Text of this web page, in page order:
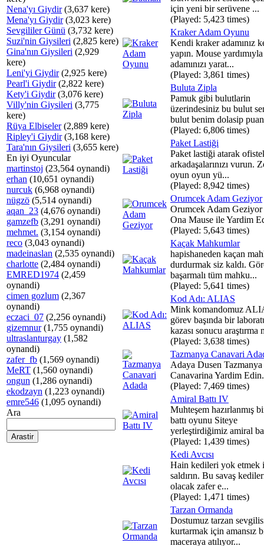
Nena'yı Giydir(3,637 kere)
Mena'yı Giydir(3,023 kere)
Sevgililer Günü (3,732 kere)
Suzi'nin Giysileri (2,825 kere)
Gina'nın Giysileri (2,929
kere)
Leni'yi Giydir(2,925 kere)
Pearl'i Giydir(2,822 kere)
Kety'i Giydir(3,076 kere)
Villy'nin Giysileri (3,775
kere)
Rüya Elbiseler(2,889 kere)
Ripley'i Giydir(3,168 kere)
Tara'nın Giysileri (3,655 kere)
En iyi Oyuncular
martinstoj (23,564 oynandi)
erhan (10,651 oynandi)
nurcuk (6,968 oynandi)
nügzö (5,514 oynandi)
aqan_23 (4,676 oynandi)
gamzefb (3,291 oynandi)
mehmet. (3,154 oynandi)
reco (3,043 oynandi)
madeinaslan (2,535 oynandi)
charlotte (2,484 oynandi)
EMRED1974 (2,459
oynandi)
cimen gozlum (2,367
oynandi)
eczaci_07 (2,256 oynandi)
gizemnur(1,755 oynandi)
ultraslanturgay (1,582
oynandi)
zafer_fb (1,569 oynandi)
MeRT (1,560 oynandi)
ongun (1,286 oynandi)
ekodzayn (1,223 oynandi)
emre546 (1,095 oynandi)
Ara
için yeni bir serüvene ...
(Played: 5,423 times)
Kraker Adam Oyunu
Kendi kraker adamınız
yapın. Mouse
adamınızı yarat...
(Played: 3,861 times)
Buluta Zipla
Pamuk gibi bulutlarin
üzerindesiniz bu bulut
bulut benim dolasip
(Played: 6,806 times)
Paket Lastiği
Paket lastiği atarak
arkadaşalarınızı vurun.
oyun oyun yü...
(Played: 8,942 times)
Orumcek Adam Geziyor
Orumcek Adam Geziyor
Ona Mause ile Yardim
(Played: 5,643 times)
Kaçak Mahkumlar
hapishaneden kaçan
durdurmak siz kaldı.
başarmalı tüm mahku...
(Played: 5,641 times)
Kod Adı: ALIAS
Mink komandomuz
görev başında bir
kazası sonucu araştırma
(Played: 3,638 times)
Tazmanya Canavari
Adaya Dusen Tazmanya
Canavarina Yardim Edin.
(Played: 7,469 times)
Amiral Battı IV
Muhteşem hazırlanmış
battı oyunu Siteye
yerleştirdiğimiz amiral
(Played: 1,439 times)
Kedi Avcısı
Hain kedileri yok etmek
saldırın. Bu savaş
olacak zafer e...
(Played: 1,471 times)
Tarzan Ormanda
Dostumuz tarzan
kurtarmak için amansız
maceraya atılıyor...